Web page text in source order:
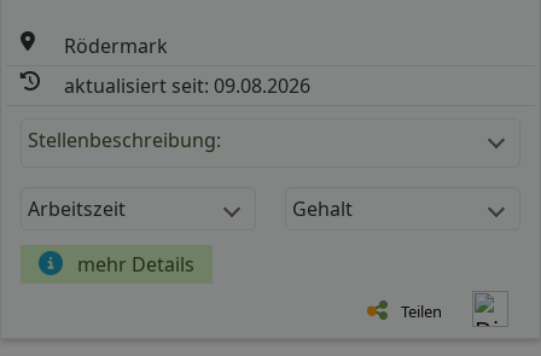
Rödermark
aktualisiert seit: 09.08.2026
Stellenbeschreibung:
Arbeitszeit Gehalt
mehr Details
Teilen